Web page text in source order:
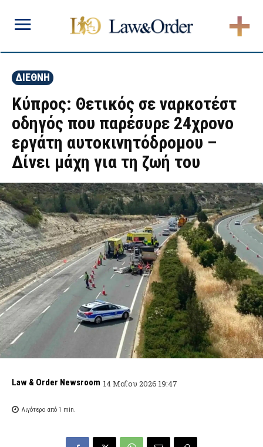
ΔΙΕΘΝΗ
Κύπρος: Θετικός σε ναρκοτέστ
οδηγός που παρέσυρε 24χρονο
εργάτη αυτοκινητόδρομου –
Δίνει μάχη για τη ζωή του
Law & Order Newsroom 14 Μαΐου 2026 19:47
Λιγότερο από 1 min.